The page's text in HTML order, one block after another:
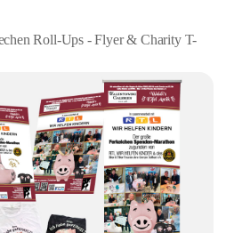
Roll-Ups - Flyer & Charity T-